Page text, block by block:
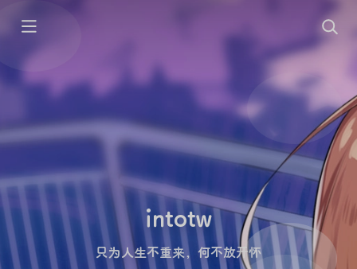
intotw
只为人生不重来，何不放开怀